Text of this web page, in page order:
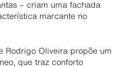
– criam uma fachada
marcante no
Rodrigo Oliveira propõe um
que traz conforto